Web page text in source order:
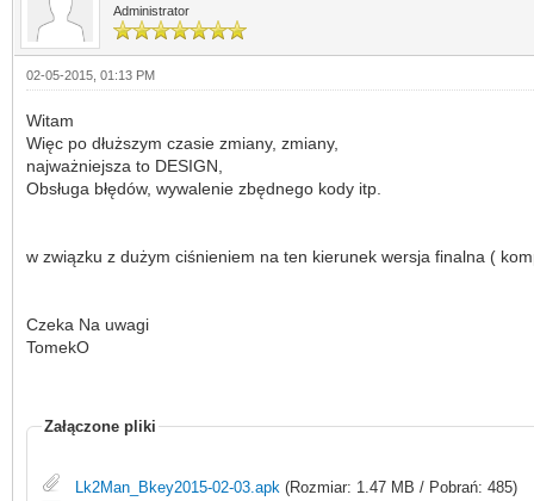
Administrator
02-05-2015, 01:13 PM
Witam
Więc po dłuższym czasie zmiany, zmiany,
najważniejsza to DESIGN,
Obsługa błędów, wywalenie zbędnego kody itp.
w związku z dużym ciśnieniem na ten kierunek wersja finalna (
Czeka Na uwagi
TomekO
Załączone pliki
Lk2Man_Bkey2015-02-03.apk (Rozmiar: 1.47 MB / Pobrań: 485)